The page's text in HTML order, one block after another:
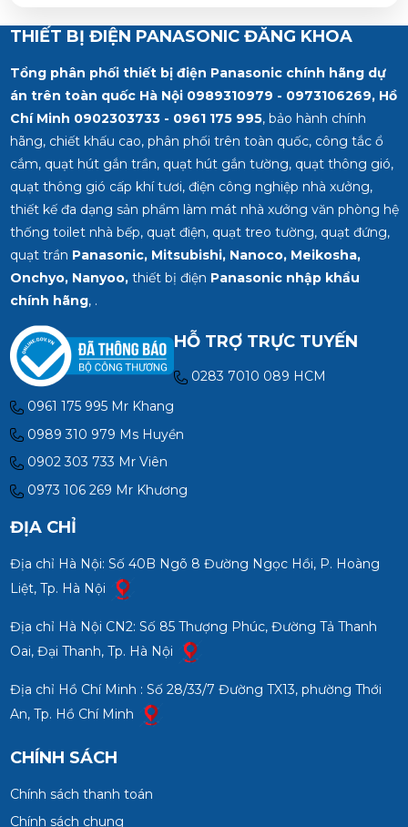
THIẾT BỊ ĐIỆN PANASONIC ĐĂNG KHOA
Tổng phân phối thiết bị điện Panasonic chính hãng dự
án trên toàn quốc Hà Nội 0989310979 - 0973106269, Hồ
Chí Minh 0902303733 - 0961 175 995, bảo hành chính
hãng, chiết khấu cao, phân phối trên toàn quốc, công tắc ổ
cắm, quạt hút gắn trần, quạt hút gắn tường, quạt thông gió,
quạt thông gió cấp khí tươi, điện công nghiệp nhà xưởng,
thiết kế đa dạng sản phẩm làm mát nhà xưởng văn phòng hệ
thống toilet nhà bếp, quạt điện, quạt treo tường, quạt đứng,
quạt trần Panasonic, Mitsubishi, Nanoco, Meikosha,
Onchyo, Nanyoo,thiết bị điện Panasonic nhập khẩu
chính hãng, .
HỖ TRỢ TRỰC TUYẾN
0283 7010 089 HCM
0961 175 995 Mr Khang
0989 310 979 Ms Huyền
0902 303 733 Mr Viên
0973 106 269 Mr Khương
ĐỊA CHỈ
Địa chỉ Hà Nội: Số 40B Ngõ 8 Đường Ngọc Hồi, P. Hoàng
Liệt, Tp. Hà Nội
Địa chỉ Hà Nội CN2: Số 85 Thượng Phúc, Đường Tả Thanh
Oai, Đại Thanh, Tp. Hà Nội
Địa chỉ Hồ Chí Minh : Số 28/33/7 Đường TX13, phường Thới
An, Tp. Hồ Chí Minh
CHÍNH SÁCH
Chính sách thanh toán
Chính sách chung